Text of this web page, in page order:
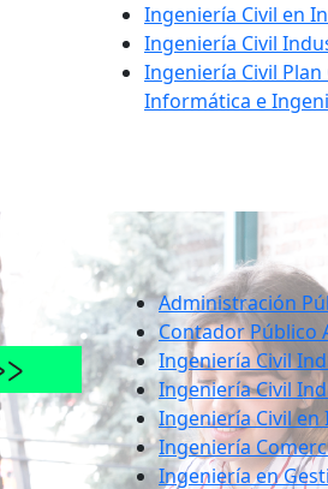
Ingeniería Civil en
Ingeniería Civil
Ingeniería Civil
Informática e
Administración
Contador Público
Ingeniería Civil
Ingeniería Civil
Ingeniería Civil en
Ingeniería
Ingeniería en